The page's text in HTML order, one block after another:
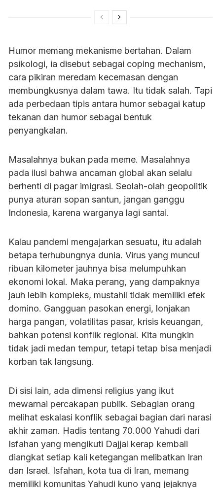
Humor memang mekanisme bertahan. Dalam
psikologi, ia disebut sebagai coping mechanism,
cara pikiran meredam kecemasan dengan
membungkusnya dalam tawa. Itu tidak salah. Tapi
ada perbedaan tipis antara humor sebagai katup
tekanan dan humor sebagai bentuk
penyangkalan.
Masalahnya bukan pada meme. Masalahnya
pada ilusi bahwa ancaman global akan selalu
berhenti di pagar imigrasi. Seolah-olah geopolitik
punya aturan sopan santun, jangan ganggu
Indonesia, karena warganya lagi santai.
Kalau pandemi mengajarkan sesuatu, itu adalah
betapa terhubungnya dunia. Virus yang muncul
ribuan kilometer jauhnya bisa melumpuhkan
ekonomi lokal. Maka perang, yang dampaknya
jauh lebih kompleks, mustahil tidak memiliki efek
domino. Gangguan pasokan energi, lonjakan
harga pangan, volatilitas pasar, krisis keuangan,
bahkan potensi konflik regional. Kita mungkin
tidak jadi medan tempur, tetapi tetap bisa menjadi
korban tak langsung.
Di sisi lain, ada dimensi religius yang ikut
mewarnai percakapan publik. Sebagian orang
melihat eskalasi konflik sebagai bagian dari narasi
akhir zaman. Hadis tentang 70.000 Yahudi dari
Isfahan yang mengikuti Dajjal kerap kembali
diangkat setiap kali ketegangan melibatkan Iran
dan Israel. Isfahan, kota tua di Iran, memang
memiliki komunitas Yahudi kuno yang jejaknya